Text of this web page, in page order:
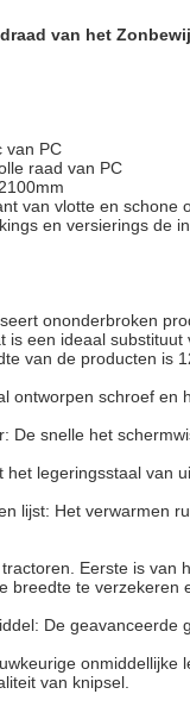
van het
van PC
raad van PC
van vlotte en schone
en versierings de
ononderbroken
is een ideaal
van de producten is
ontworpen schroef en
De snelle het
het legeringsstaal van
lijst: Het verwarmen
Eerste is van
breedte te verzekeren
De geavanceerde
van knipsel.